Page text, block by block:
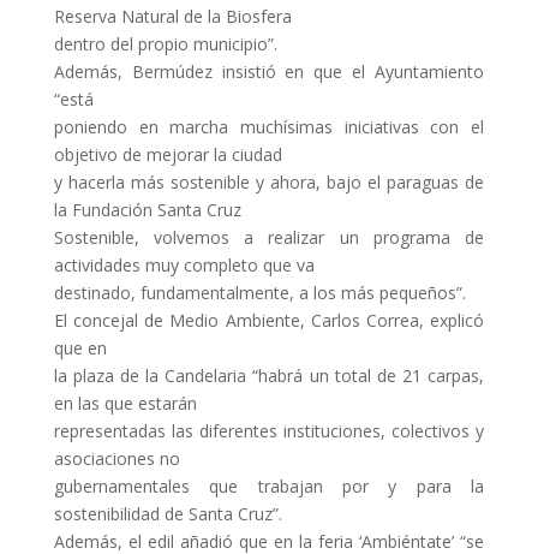
Reserva Natural de la Biosfera
dentro del propio municipio”.
Además, Bermúdez insistió en que el Ayuntamiento
“está
poniendo en marcha muchísimas iniciativas con el
objetivo de mejorar la ciudad
y hacerla más sostenible y ahora, bajo el paraguas de
la Fundación Santa Cruz
Sostenible, volvemos a realizar un programa de
actividades muy completo que va
destinado, fundamentalmente, a los más pequeños”.
El concejal de Medio Ambiente, Carlos Correa, explicó
que en
la plaza de la Candelaria “habrá un total de 21 carpas,
en las que estarán
representadas las diferentes instituciones, colectivos y
asociaciones no
gubernamentales que trabajan por y para la
sostenibilidad de Santa Cruz”.
Además, el edil añadió que en la feria ‘Ambiéntate’ “se